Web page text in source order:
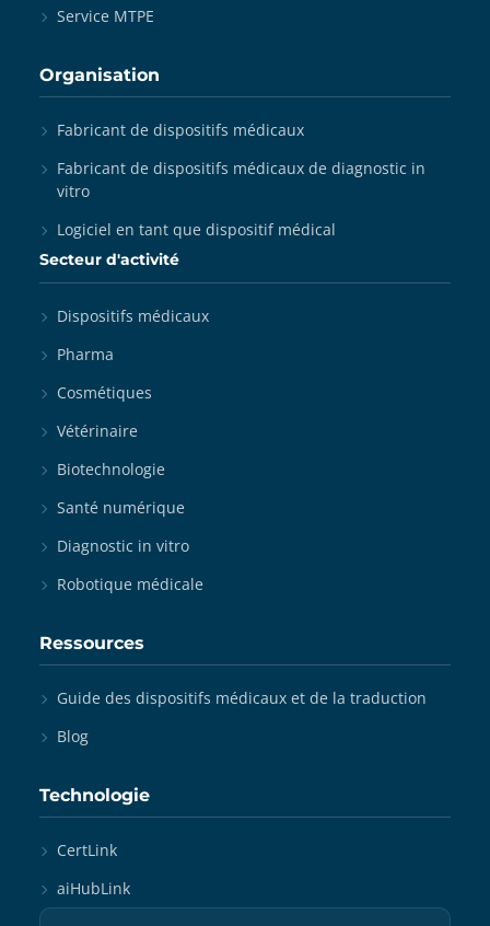
Service MTPE
Organisation
Fabricant de dispositifs médicaux
Fabricant de dispositifs médicaux de diagnostic in
vitro
Logiciel en tant que dispositif médical
Secteur d'activité
Dispositifs médicaux
Pharma
Cosmétiques
Vétérinaire
Biotechnologie
Santé numérique
Diagnostic in vitro
Robotique médicale
Ressources
Guide des dispositifs médicaux et de la traduction
Blog
Technologie
CertLink
aiHubLink